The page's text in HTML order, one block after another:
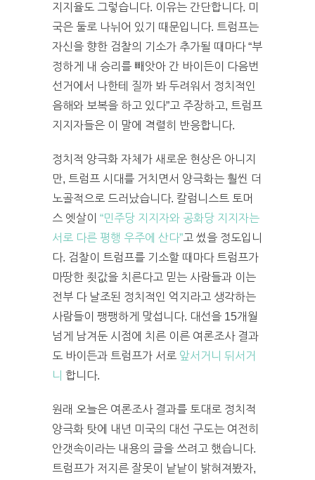
지지율도 그렇습니다. 이유는 간단합니다. 미
국은 둘로 나뉘어 있기 때문입니다. 트럼프는
자신을 향한 검찰의 기소가 추가될 때마다 “부
정하게 내 승리를 빼앗아 간 바이든이 다음번
선거에서 나한테 질까 봐 두려워서 정치적인
음해와 보복을 하고 있다”고 주장하고, 트럼프
지지자들은 이 말에 격렬히 반응합니다.
정치적 양극화 자체가 새로운 현상은 아니지
만, 트럼프 시대를 거치면서 양극화는 훨씬 더
노골적으로 드러났습니다. 칼럼니스트 토머
스 엣살이 “민주당 지지자와 공화당 지지자는
서로 다른 평행 우주에 산다”고 썼을 정도입니
다. 검찰이 트럼프를 기소할 때마다 트럼프가
마땅한 죗값을 치른다고 믿는 사람들과 이는
전부 다 날조된 정치적인 억지라고 생각하는
사람들이 팽팽하게 맞섭니다. 대선을 15개월
넘게 남겨둔 시점에 치른 이른 여론조사 결과
도 바이든과 트럼프가 서로 앞서거니 뒤서거
니 합니다.
원래 오늘은 여론조사 결과를 토대로 정치적
양극화 탓에 내년 미국의 대선 구도는 여전히
안갯속이라는 내용의 글을 쓰려고 했습니다.
트럼프가 저지른 잘못이 낱낱이 밝혀져봤자,